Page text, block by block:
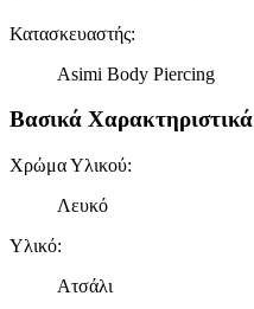
Κατασκευαστής:
Asimi Body Piercing
Βασικά Χαρακτηριστικά
Χρώμα Υλικού:
Λευκό
Υλικό:
Ατσάλι